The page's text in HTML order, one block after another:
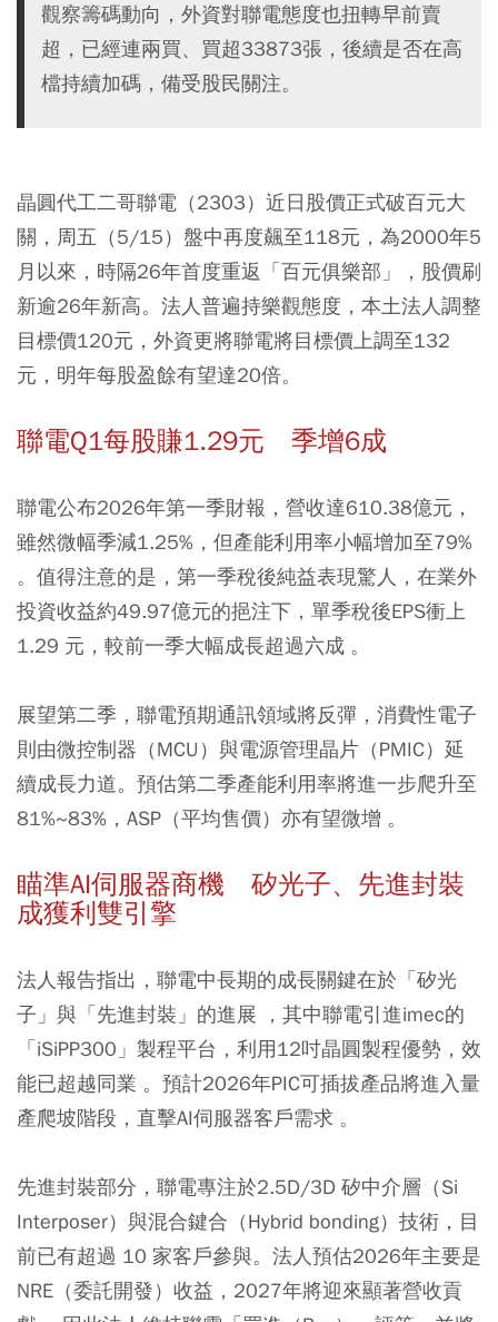
觀察籌碼動向，外資對聯電態度也扭轉早前賣
超，已經連兩買、買超33873張，後續是否在高
檔持續加碼，備受股民關注。
晶圓代工二哥聯電（2303）近日股價正式破百元大
關，周五（5/15）盤中再度飆至118元，為2000年5
月以來，時隔26年首度重返「百元俱樂部」，股價刷
新逾26年新高。法人普遍持樂觀態度，本土法人調整
目標價120元，外資更將聯電將目標價上調至132
元，明年每股盈餘有望達20倍。
聯電Q1每股賺1.29元 季增6成
聯電公布2026年第一季財報，營收達610.38億元，
雖然微幅季減1.25%，但產能利用率小幅增加至79%
。值得注意的是，第一季稅後純益表現驚人，在業外
投資收益約49.97億元的挹注下，單季稅後EPS衝上
1.29 元，較前一季大幅成長超過六成 。
展望第二季，聯電預期通訊領域將反彈，消費性電子
則由微控制器（MCU）與電源管理晶片（PMIC）延
續成長力道。預估第二季產能利用率將進一步爬升至
81%~83%，ASP（平均售價）亦有望微增 。
瞄準AI伺服器商機 矽光子、先進封裝
成獲利雙引擎
法人報告指出，聯電中長期的成長關鍵在於「矽光
子」與「先進封裝」的進展 ，其中聯電引進imec的
「iSiPP300」製程平台，利用12吋晶圓製程優勢，效
能已超越同業 。預計2026年PIC可插拔產品將進入量
產爬坡階段，直擊AI伺服器客戶需求 。
先進封裝部分，聯電專注於2.5D/3D 矽中介層（Si
Interposer）與混合鍵合（Hybrid bonding）技術，目
前已有超過 10 家客戶參與。法人預估2026年主要是
NRE（委託開發）收益，2027年將迎來顯著營收貢